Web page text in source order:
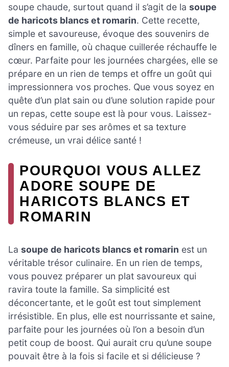
soupe chaude, surtout quand il s’agit de la soupe
de haricots blancs et romarin. Cette recette,
simple et savoureuse, évoque des souvenirs de
dîners en famille, où chaque cuillerée réchauffe le
cœur. Parfaite pour les journées chargées, elle se
prépare en un rien de temps et offre un goût qui
impressionnera vos proches. Que vous soyez en
quête d’un plat sain ou d’une solution rapide pour
un repas, cette soupe est là pour vous. Laissez-
vous séduire par ses arômes et sa texture
crémeuse, un vrai délice santé !
POURQUOI VOUS ALLEZ
ADORE SOUPE DE
HARICOTS BLANCS ET
ROMARIN
La soupe de haricots blancs et romarin est un
véritable trésor culinaire. En un rien de temps,
vous pouvez préparer un plat savoureux qui
ravira toute la famille. Sa simplicité est
déconcertante, et le goût est tout simplement
irrésistible. En plus, elle est nourrissante et saine,
parfaite pour les journées où l’on a besoin d’un
petit coup de boost. Qui aurait cru qu’une soupe
pouvait être à la fois si facile et si délicieuse ?